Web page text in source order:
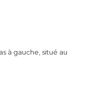
à gauche, situé au